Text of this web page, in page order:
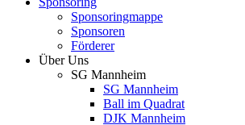
Sponsoringmappe
Sponsoren
Förderer
Über Uns
SG Mannheim
SG Mannheim
Ball im Quadrat
DJK Mannheim